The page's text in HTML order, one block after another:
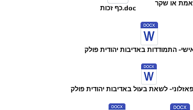
כף זכות.doc
אישי- התמודדות באדיבות יהודית פולק